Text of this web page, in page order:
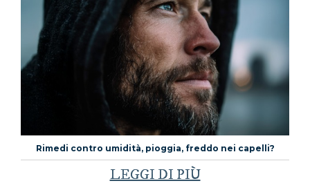
Rimedi contro umidità, pioggia, freddo nei capelli?
LEGGI DI PIÙ